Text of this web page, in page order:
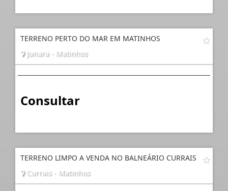
TERRENO PERTO DO MAR EM MATINHOS
Junara - Matinhos
Consultar
TERRENO LIMPO A VENDA NO BALNEÁRIO CURRAIS
Currais - Matinhos